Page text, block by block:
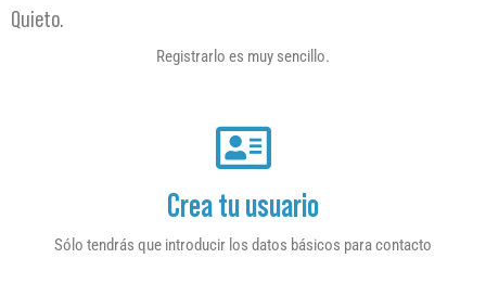
Quieto.
Registrarlo es muy sencillo.
Crea tu usuario
Sólo tendrás que introducir los datos básicos para contacto